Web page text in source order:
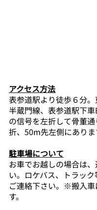
アクセス方法
表参道駅より徒歩６分。
半蔵門線、表参道駅下
の信号を左折して骨董
折、50m先左側にありま
駐車場について
お車でお越しの場合は
い。ロケバス、トラッ
ご連絡下さい。※搬入
す。